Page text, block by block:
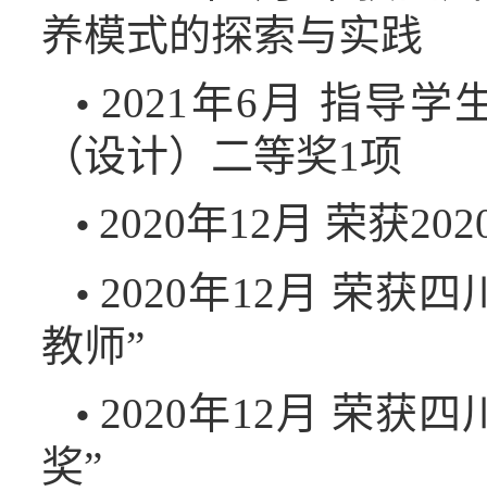
养模式的探索与实践
• 2021年6月 指导学
（设计）二等奖1项
• 2020年12月 荣获
• 2020年12月 荣获四
教师”
• 2020年12月 荣获四
奖”